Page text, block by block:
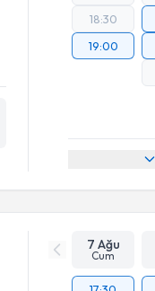
18:30
19:00
7 Ağu
Cum